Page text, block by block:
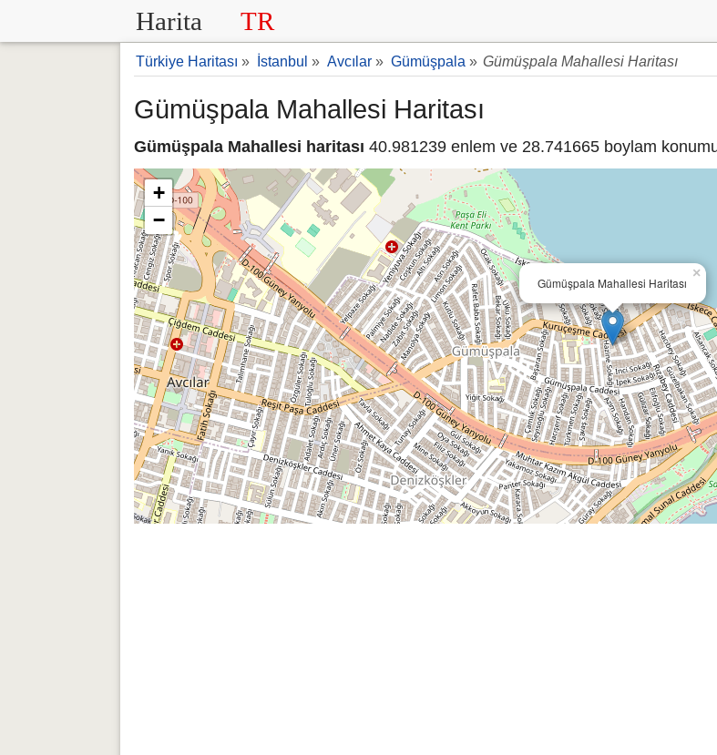
Harita TR
Türkiye Haritası » İstanbul » Avcılar » Gümüşpala » Gümüşpala Mahallesi Haritası
Gümüşpala Mahallesi Haritası
Gümüşpala Mahallesi haritası 40.981239 enlem ve 28.741665 boylam
Gümüşpala Mahallesi Haritası
×
+
−